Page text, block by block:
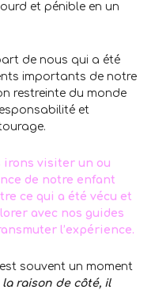
et pénible en un
de nous qui a été
importants de notre
restreinte du monde
et
irons visiter un ou
de notre enfant
ce qui a été vécu et
avec nos guides
l’expérience.
souvent un moment
la raison de côté, il